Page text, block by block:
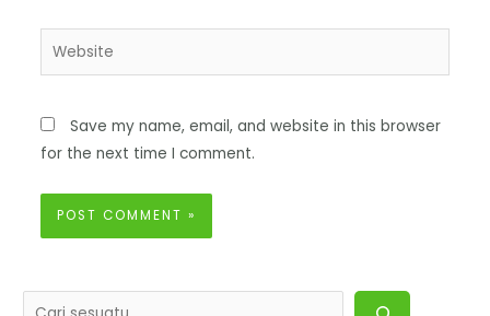
Save my name, email, and website in this browser
for the next time I comment.